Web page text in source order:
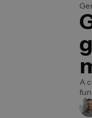
A